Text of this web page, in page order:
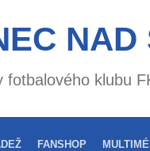
NAD
fotbalového klubu
FANSHOP